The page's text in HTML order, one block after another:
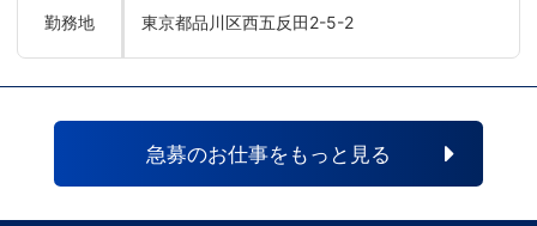
味を持ったんです」と話してくれたのが印
象的でした。裏方に転身してみて感じた職
場の雰囲気、キャストさんとのやり取り、
れています。夜職スタッフに興味がある方
る方も、ぜひ安部さんのインタビュー動画
をご覧ください。 リアルな声が必ず参考
になるはずです！ 動画はこちら
↓ https://youtu.be/LoGeyBHW6B0
勤務地 東京都品川区西五反田2-5-2
急募のお仕事をもっと見る